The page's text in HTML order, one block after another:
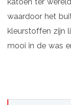
waardoor het
kleurstoffen zijn
mooi in de was